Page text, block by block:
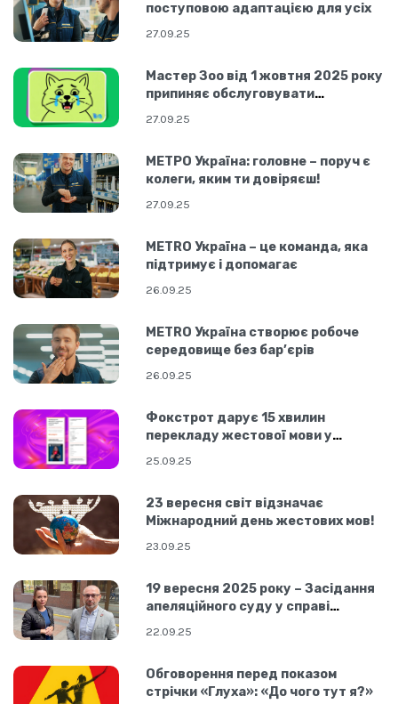
поступовою адаптацією для усіх
27.09.25
Мастер Зоо від 1 жовтня 2025 року
припиняє обслуговувати
27.09.25
МЕТРО Україна: головне – поруч є
колеги, яким ти довіряєш!
27.09.25
МЕТRO Україна – це команда, яка
підтримує і допомагає
26.09.25
МЕТRO Україна створює робоче
середовище без бар’єрів
26.09.25
Фокстрот дарує 15 хвилин
перекладу жестової мови у
25.09.25
23 вересня світ відзначає
Міжнародний день жестових мов!
23.09.25
19 вересня 2025 року – Засідання
апеляційного суду у справі
22.09.25
Обговорення перед показом
стрічки «Глуха»: «До чого тут я?»